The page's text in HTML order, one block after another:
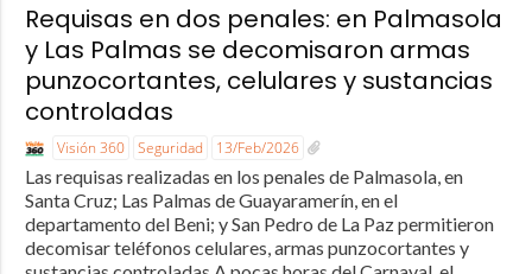
Requisas en dos penales: en Palmasola
y Las Palmas se decomisaron armas
punzocortantes, celulares y sustancias
controladas
Visión 360 Seguridad 13/Feb/2026
Las requisas realizadas en los penales de Palmasola, en
Santa Cruz; Las Palmas de Guayaramerín, en el
departamento del Beni; y San Pedro de La Paz permitieron
decomisar teléfonos celulares, armas punzocortantes y